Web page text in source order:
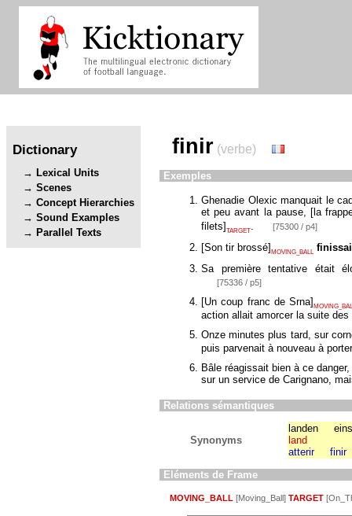
Dictionary
Lexical Units
Scenes
Concept Hierarchies
Sound Examples
Parallel Texts
finir (verbe)
Exemples
Ghenadie Olexic manquait le
et peu avant la pause, [la
filets]TARGET [75300 / p4]
[Son tir brossé]MOVING_BALL
Sa première tentative était
[75336 / p5]
[Un coup franc de Srna]
action allait amorcer la suite
Onze minutes plus tard, sur
puis parvenait à nouveau à
Bâle réagissait bien à ce
sur un service de Carignano,
Relations sémantiques
Synonyms
landen
land
atterir
finir
Eléments de Frame
MOVING_BALL [Moving_Ball] TARGET